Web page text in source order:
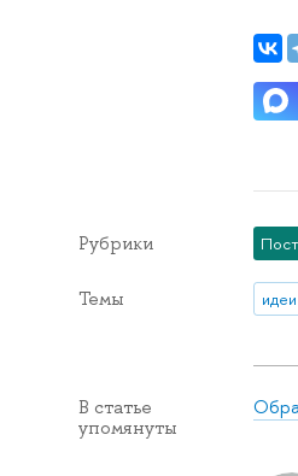
Рубрики
Темы
В статье
упомянуты